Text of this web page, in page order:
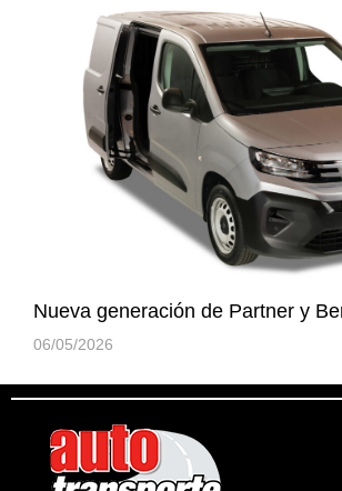
Nueva generación de Partner y
06/05/2026